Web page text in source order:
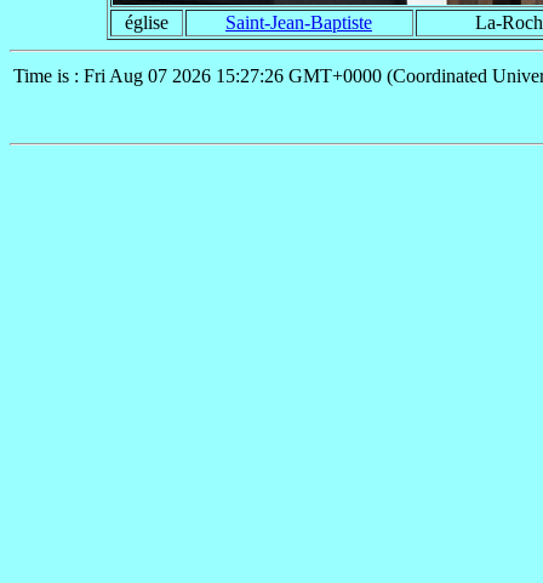
église Saint-Jean-Baptiste La-
Time is : Fri Aug 07 2026 15:27:26 GMT+0000 (Coordinated